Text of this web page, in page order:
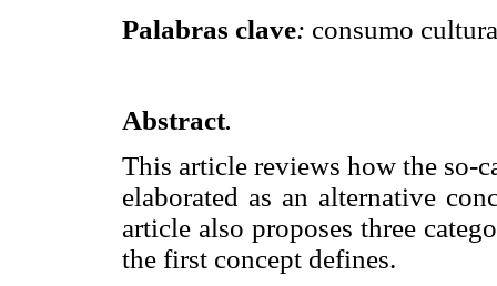
Palabras clave: consumo
Abstract.
This article reviews how the so-
elaborated as an alternative
article also proposes three
the first concept defines.